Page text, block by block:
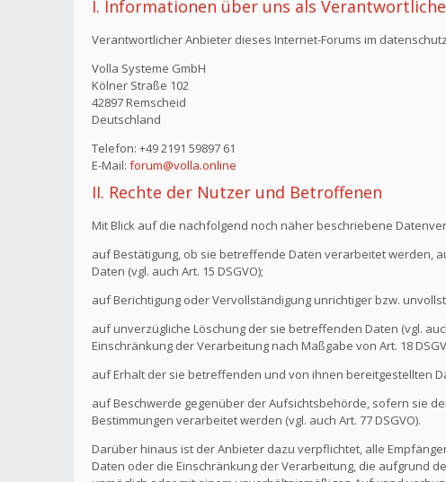
I. Informationen über uns als Verantwortliche
Verantwortlicher Anbieter dieses Internet-Forums im
Volla Systeme GmbH
Kölner Straße 102
42897 Remscheid
Deutschland
Telefon: +49 2191 59897 61
E-Mail: forum@volla.online
II. Rechte der Nutzer und Betroffenen
Mit Blick auf die nachfolgend noch näher beschriebene
auf Bestätigung, ob sie betreffende Daten verarbeitet werden,
Daten (vgl. auch Art. 15 DSGVO);
auf Berichtigung oder Vervollständigung unrichtiger bzw.
auf unverzügliche Löschung der sie betreffenden Daten (vgl.
Einschränkung der Verarbeitung nach Maßgabe von Art. 18
auf Erhalt der sie betreffenden und von ihnen bereitgestellten
auf Beschwerde gegenüber der Aufsichtsbehörde, sofern sie
Bestimmungen verarbeitet werden (vgl. auch Art. 77 DSGVO).
Darüber hinaus ist der Anbieter dazu verpflichtet, alle
Daten oder die Einschränkung der Verarbeitung, die aufgrund